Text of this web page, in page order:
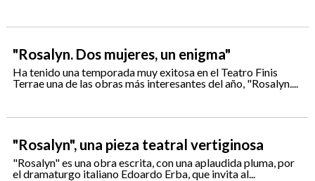
"Rosalyn. Dos mujeres, un enigma"
Ha tenido una temporada muy exitosa en el Teatro Finis
Terrae una de las obras más interesantes del año, "Rosalyn....
"Rosalyn", una pieza teatral vertiginosa
"Rosalyn" es una obra escrita, con una aplaudida pluma, por
el dramaturgo italiano Edoardo Erba, que invita al...